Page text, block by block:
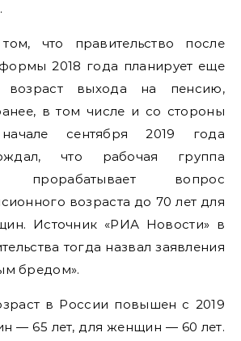
что правительство после
2018 года планирует еще
возраст выхода на пенсию,
в том числе и со стороны
сентября 2019 года
что рабочая группа
прорабатывает вопрос
возраста до 70 лет для
Источник «РИА Новости» в
тогда назвал заявления
бредом».
в России повышен с 2019
— 65 лет, для женщин — 60 лет.